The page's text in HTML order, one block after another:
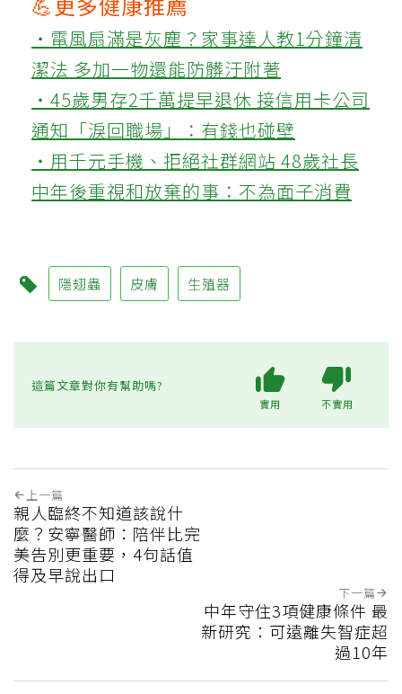
‧電風扇滿是灰塵？家事達人教1分鐘清
潔法 多加一物還能防髒汙附著
‧45歲男存2千萬提早退休 接信用卡公司
通知「淚回職場」：有錢也碰壁
‧用千元手機、拒絕社群網站 48歲社長
中年後重視和放棄的事：不為面子消費
隱翅蟲 皮膚 生殖器
這篇文章對你有幫助嗎?
實用 不實用
上一篇
親人臨終不知道該說什
麼？安寧醫師：陪伴比完
美告別更重要，4句話值
得及早說出口
下一篇
中年守住3項健康條件 最
新研究：可遠離失智症超
過10年